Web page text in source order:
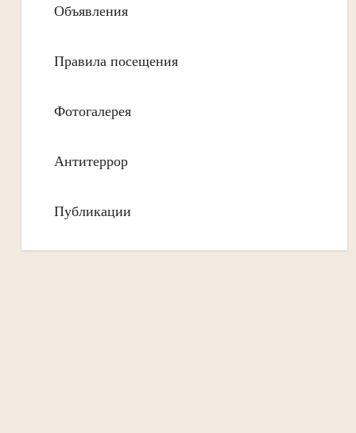
Объявления
Правила посещения
Фотогалерея
Антитеррор
Публикации